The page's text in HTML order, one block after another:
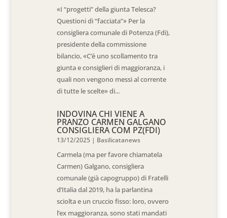
«I “progetti” della giunta Telesca?
Questioni di “facciata”» Per la
consigliera comunale di Potenza (Fdi),
presidente della commissione
bilancio, «C’è uno scollamento tra
giunta e consiglieri di maggioranza, i
quali non vengono messi al corrente
di tutte le scelte» di...
INDOVINA CHI VIENE A
PRANZO CARMEN GALGANO
CONSIGLIERA COM PZ(FDI)
13/12/2025 | Basilicatanews
Carmela (ma per favore chiamatela
Carmen) Galgano, consigliera
comunale (già capogruppo) di Fratelli
d’Italia dal 2019, ha la parlantina
sciolta e un cruccio fisso: loro, ovvero
l’ex maggioranza, sono stati mandati